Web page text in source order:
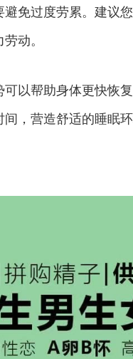
免过度劳累。建议
动。
以帮助身体更快恢
，营造舒适的睡眠